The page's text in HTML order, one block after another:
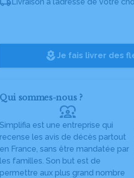
local_florist Je fais livrer des
Qui sommes-nous ?
diversity_1
Simplifia est une entreprise qui
recense les avis de décès partout
en France, sans être mandatée par
les familles. Son but est de
permettre aux plus grand nombre